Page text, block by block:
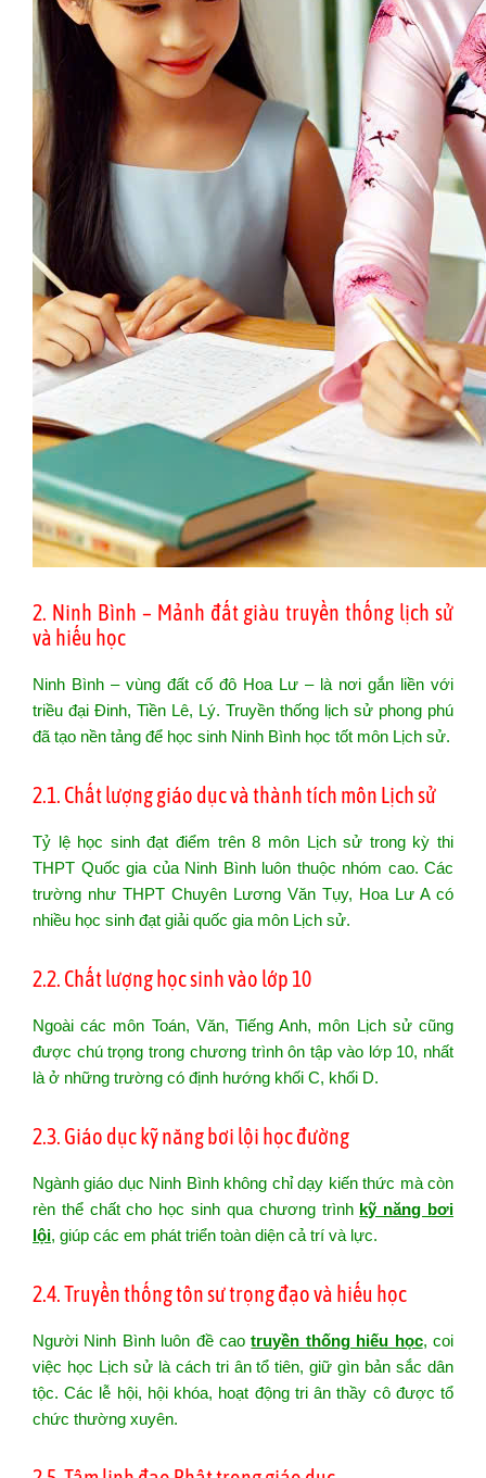
2. Ninh Bình – Mảnh đất giàu truyền thống lịch sử
và hiếu học
Ninh Bình – vùng đất cố đô Hoa Lư – là nơi gắn liền với
triều đại Đinh, Tiền Lê, Lý. Truyền thống lịch sử phong phú
đã tạo nền tảng để học sinh Ninh Bình học tốt môn Lịch sử.
2.1. Chất lượng giáo dục và thành tích môn Lịch sử
Tỷ lệ học sinh đạt điểm trên 8 môn Lịch sử trong kỳ thi
THPT Quốc gia của Ninh Bình luôn thuộc nhóm cao. Các
trường như THPT Chuyên Lương Văn Tụy, Hoa Lư A có
nhiều học sinh đạt giải quốc gia môn Lịch sử.
2.2. Chất lượng học sinh vào lớp 10
Ngoài các môn Toán, Văn, Tiếng Anh, môn Lịch sử cũng
được chú trọng trong chương trình ôn tập vào lớp 10, nhất
là ở những trường có định hướng khối C, khối D.
2.3. Giáo dục kỹ năng bơi lội học đường
Ngành giáo dục Ninh Bình không chỉ dạy kiến thức mà còn
rèn thể chất cho học sinh qua chương trình kỹ năng bơi
lội, giúp các em phát triển toàn diện cả trí và lực.
2.4. Truyền thống tôn sư trọng đạo và hiếu học
Người Ninh Bình luôn đề caotruyền thống hiếu học, coi
việc học Lịch sử là cách tri ân tổ tiên, giữ gìn bản sắc dân
tộc. Các lễ hội, hội khóa, hoạt động tri ân thầy cô được tổ
chức thường xuyên.